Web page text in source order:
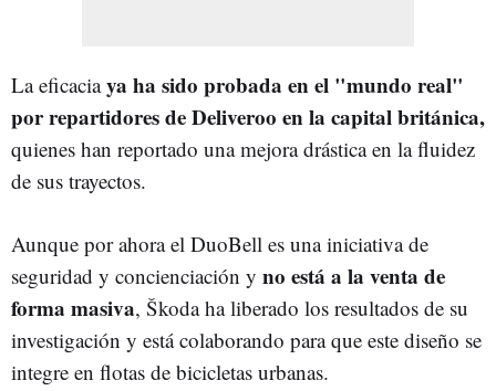
La eficaciaya ha sido probada en el "mundo real"
por repartidores de Deliveroo en la capital británica,
quienes han reportado una mejora drástica en la fluidez
de sus trayectos.
Aunque por ahora el DuoBell es una iniciativa de
seguridad y concienciación y no está a la venta de
forma masiva, Škoda ha liberado los resultados de su
investigación y está colaborando para que este diseño se
integre en flotas de bicicletas urbanas.